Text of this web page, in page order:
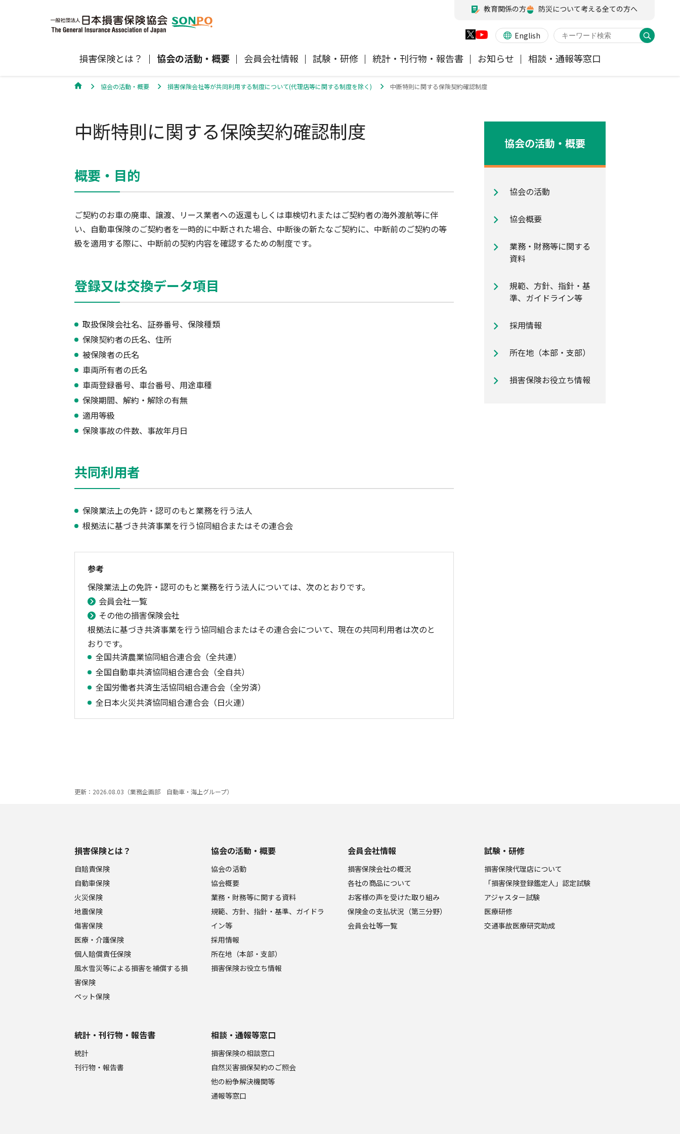
損害保険とは？ 協会の活動・概要 会員会社情報 試験・研修 統計・刊行物・報告書 お知らせ 相談・通報等窓口
English
地震保険 傷害保険
損害保険Q&A ホント」
自賠責保険特設サイト 事業者向け保険特設サイト 自動車保険のご加入時に知ってお
きたいポイント
規範、方針、指針・基準、ガイドライ
ン等 採用情報
自賠責運用益拠出事業について 講師派遣のお申し込み
軽消防自動車・高規格救急自動車
保険金の支払状況（第三分野） 会員会社等一覧
会員各社ニュースリリース
医療研修 交通事故医療研究助成
損害保険代理店試験公式サイト
協会からのお知らせ 協会各地の活動
関するお知らせ 信頼回復に向けた取り組み
通報等窓口
教育関係の方 防災について考える全ての方へ
協会の活動・概要 損害保険会社等が共同利用する制度について(代理店等に関する制度を除く) 中断特則に関する保険契約確認制度
中断特則に関する保険契約確認制度
概要・目的
ご契約のお車の廃車、譲渡、リース業者への返還もしくは車検切れまたはご契約者の海外渡航等に伴
い、自動車保険のご契約者を一時的に中断された場合、中断後の新たなご契約に、中断前のご契約の等
級を適用する際に、中断前の契約内容を確認するための制度です。
登録又は交換データ項目
取扱保険会社名、証券番号、保険種類
保険契約者の氏名、住所
被保険者の氏名
車両所有者の氏名
車両登録番号、車台番号、用途車種
保険期間、解約・解除の有無
適用等級
保険事故の件数、事故年月日
共同利用者
保険業法上の免許・認可のもと業務を行う法人
根拠法に基づき共済事業を行う協同組合またはその連合会
参考
保険業法上の免許・認可のもと業務を行う法人については、次のとおりです。
会員会社一覧
その他の損害保険会社
根拠法に基づき共済事業を行う協同組合またはその連合会について、現在の共同利用者は次のと
おりです。
全国共済農業協同組合連合会（全共連）
全国自動車共済協同組合連合会（全自共）
全国労働者共済生活協同組合連合会（全労済）
全日本火災共済協同組合連合会（日火連）
協会の活動・概要
協会の活動
協会概要
業務・財務等に関する
資料
規範、方針、指針・基
準、ガイドライン等
採用情報
所在地（本部・支部）
損害保険お役立ち情報
更新：2026.08.03（業務企画部 自動車・海上グループ）
損害保険とは？
自賠責保険
自動車保険
火災保険
地震保険
傷害保険
医療・介護保険
個人賠償責任保険
風水雪災等による損害を補償する損
害保険
ペット保険
協会の活動・概要
協会の活動
協会概要
業務・財務等に関する資料
規範、方針、指針・基準、ガイドラ
イン等
採用情報
所在地（本部・支部）
損害保険お役立ち情報
会員会社情報
損害保険会社の概況
各社の商品について
お客様の声を受けた取り組み
保険金の支払状況（第三分野）
会員会社等一覧
試験・研修
損害保険代理店について
「損害保険登録鑑定人」認定試験
アジャスター試験
医療研修
交通事故医療研究助成
統計・刊行物・報告書
統計
刊行物・報告書
相談・通報等窓口
損害保険の相談窓口
自然災害損保契約のご照会
他の紛争解決機関等
通報等窓口